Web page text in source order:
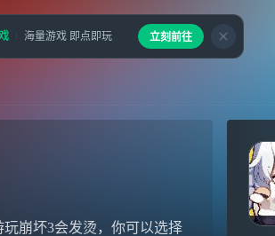
崩坏3会发烫，你可以选择
海量游戏 即点即玩 立刻前往